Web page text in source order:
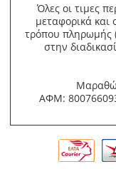
Όλες οι τιμες
μεταφορικά και
τρόπου πληρωμής
στην
ΑΦΜ: